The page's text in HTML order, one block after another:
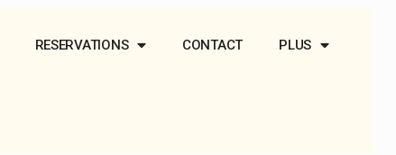
RESERVATIONS CONTACT PLUS